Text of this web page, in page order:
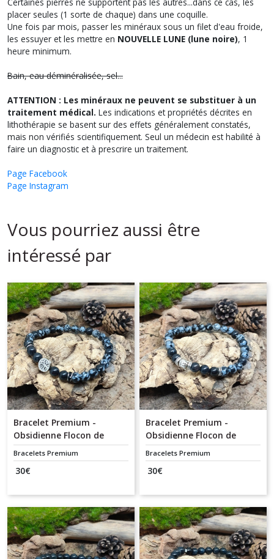
placer seules (1 sorte de chaque) dans une coquille.
Une fois par mois, passer les minéraux sous un filet d'eau froide,
les essuyer et les mettre en NOUVELLE LUNE (lune noire), 1
heure minimum.
Bain, eau déminéralisée, sel...
ATTENTION : Les minéraux ne peuvent se substituer à un
traitement médical. Les indications et propriétés décrites en
lithothérapie se basent sur des effets généralement constatés,
mais non vérifiés scientifiquement. Seul un médecin est habilité à
faire un diagnostic et à prescrire un traitement.
Page Facebook
Page Instagram
Vous pourriez aussi être
intéressé par
Bracelet Premium -
Obsidienne Flocon de
Neige / Arbre de Vie
Bracelets Premium
30€
Bracelet Premium -
Obsidienne Flocon de
Neige / Bouddha
Bracelets Premium
30€